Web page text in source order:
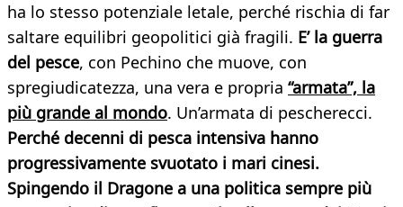
ha lo stesso potenziale letale, perché rischia di far
saltare equilibri geopolitici già fragili. E’ la guerra
del pesce, con Pechino che muove, con
spregiudicatezza, una vera e propria “armata”, la
più grande al mondo. Un’armata di pescherecci.
Perché decenni di pesca intensiva hanno
progressivamente svuotato i mari cinesi.
Spingendo il Dragone a una politica sempre più